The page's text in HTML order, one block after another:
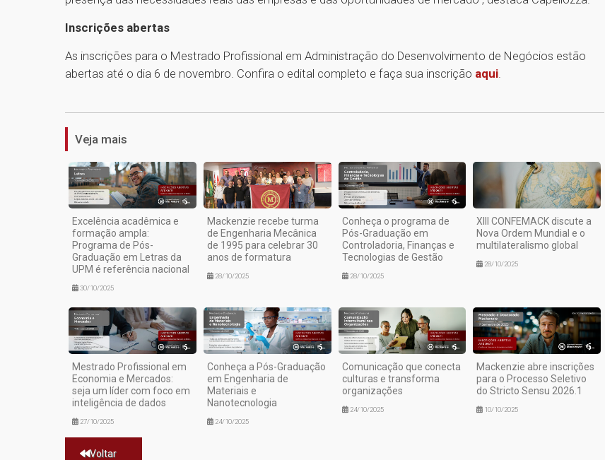
Inscrições abertas
As inscrições para o Mestrado Profissional em Administração do Desenvolvimento de Negócios estão
abertas até o dia 6 de novembro. Confira o edital completo e faça sua inscrição aqui.
1
Veja mais
Excelência acadêmica e
formação ampla:
Programa de Pós-
Graduação em Letras da
UPM é referência nacional
30/10/2025
Mackenzie recebe turma
de Engenharia Mecânica
de 1995 para celebrar 30
anos de formatura
28/10/2025
Conheça o programa de
Pós-Graduação em
Controladoria, Finanças e
Tecnologias de Gestão
28/10/2025
XIII CONFEMACK discute a
Nova Ordem Mundial e o
multilateralismo global
28/10/2025
Mestrado Profissional em
Economia e Mercados:
seja um líder com foco em
inteligência de dados
27/10/2025
Conheça a Pós-Graduação
em Engenharia de
Materiais e
Nanotecnologia
24/10/2025
Comunicação que conecta
culturas e transforma
organizações
24/10/2025
Mackenzie abre inscrições
para o Processo Seletivo
do Stricto Sensu 2026.1
10/10/2025
Voltar